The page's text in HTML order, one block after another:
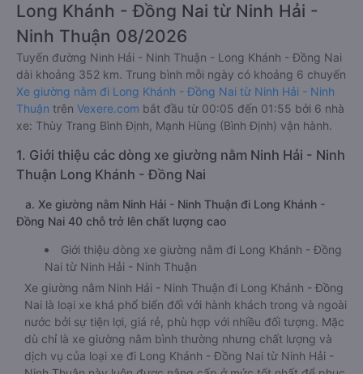
Long Khánh - Đồng Nai từ Ninh Hải -
Ninh Thuận 08/2026
Tuyến đường Ninh Hải - Ninh Thuận - Long Khánh - Đồng Nai
dài khoảng 352 km. Trung bình mỗi ngày có khoảng 6 chuyến
Xe giường nằm đi Long Khánh - Đồng Nai từ Ninh Hải - Ninh
Thuận trên Vexere.com bắt đầu từ 00:05 đến 01:55 bởi 6 nhà
xe: Thùy Trang Bình Định, Mạnh Hùng (Bình Định) vận hành.
1. Giới thiệu các dòng xe giường nằm Ninh Hải - Ninh
Thuận Long Khánh - Đồng Nai
a. Xe giường nằm Ninh Hải - Ninh Thuận đi Long Khánh -
Đồng Nai 40 chỗ trở lên chất lượng cao
Giới thiệu dòng xe giường nằm đi Long Khánh - Đồng
Nai từ Ninh Hải - Ninh Thuận
Xe giường nằm Ninh Hải - Ninh Thuận đi Long Khánh - Đồng
Nai là loại xe khá phổ biến đối với hành khách trong và ngoài
nước bởi sự tiện lợi, giá rẻ, phù hợp với nhiều đối tượng. Mặc
dù chỉ là xe giường nằm bình thường nhưng chất lượng và
dịch vụ của loại xe đi Long Khánh - Đồng Nai từ Ninh Hải -